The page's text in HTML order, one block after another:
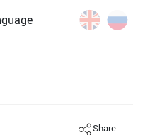
Share